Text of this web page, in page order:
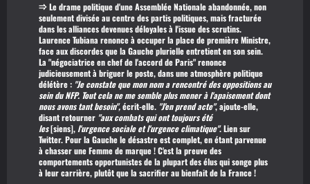
⇒ Le drame politique d'une Assemblée Nationale abandonnée,non
seulement divisée au centre des partis politiques, mais fracturée
dans les alliances devenues déloyales à l'issue des scrutins.
Laurence Tubiana renonce à occuper la place de première Ministre,
face aux discordes que la Gauche plurielle entretient en son sein.
La "négociatrice en chef de l'accord de Paris"renonce
judicieusement à briguer le poste, dans une atmosphère politique
délétère : "Je constate que mon nom a rencontré des oppositions au
sein du NFP. Tout cela ne me semble plus mener à l'apaisement dont
nous avons tant besoin",écrit-elle. "J'en prend acte", ajoute-elle,
disant retourner "aux combats qui ont toujours été
les[siens], l'urgence sociale et l'urgence climatique".Lien sur
Twitter.Pour la Gauche le désastre est complet, en étant parvenue
à chasser une Femme de marque ! C'est la preuve des
comportements opportunistes de la plupart des élus qui songe plus
à leur carrière, plutôt que la sacrifier au bienfait de la France !